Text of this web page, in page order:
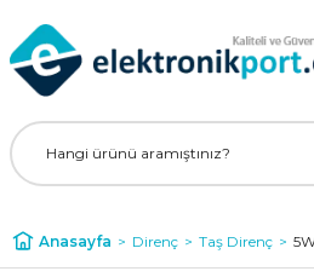
Anasayfa Direnç Taş Direnç